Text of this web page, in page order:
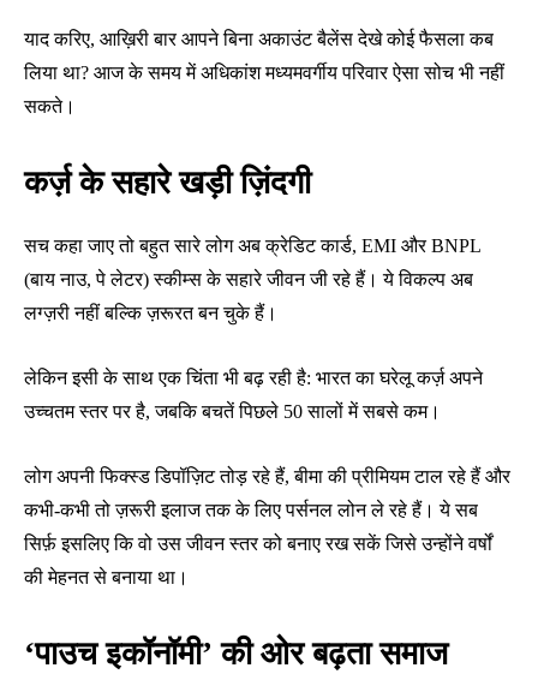
याद करिए, आख़िरी बार आपने बिना अकाउंट बैलेंस देखे कोई फैसला कब
लिया था? आज के समय में अधिकांश मध्यमवर्गीय परिवार ऐसा सोच भी नहीं
सकते।
कर्ज़ के सहारे खड़ी ज़िंदगी
सच कहा जाए तो बहुत सारे लोग अब क्रेडिट कार्ड, EMI और BNPL
(बाय नाउ, पे लेटर) स्कीम्स के सहारे जीवन जी रहे हैं। ये विकल्प अब
लग्ज़री नहीं बल्कि ज़रूरत बन चुके हैं।
लेकिन इसी के साथ एक चिंता भी बढ़ रही है: भारत का घरेलू कर्ज़ अपने
उच्चतम स्तर पर है, जबकि बचतें पिछले 50 सालों में सबसे कम।
लोग अपनी फिक्स्ड डिपॉज़िट तोड़ रहे हैं, बीमा की प्रीमियम टाल रहे हैं और
कभी-कभी तो ज़रूरी इलाज तक के लिए पर्सनल लोन ले रहे हैं। ये सब
सिर्फ़ इसलिए कि वो उस जीवन स्तर को बनाए रख सकें जिसे उन्होंने वर्षों
की मेहनत से बनाया था।
‘पाउच इकॉनॉमी’ की ओर बढ़ता समाज